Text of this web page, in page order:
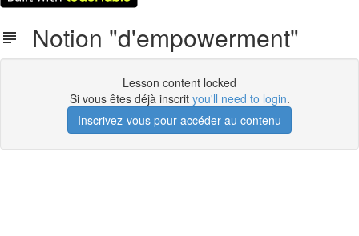
Notion "d'empowerment"
Lesson content locked
Si vous êtes déjà inscrit you'll need to login.
Inscrivez-vous pour accéder au contenu